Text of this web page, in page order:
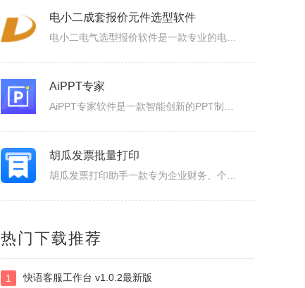
Property Cube
电小二成套报价元件选型软件
AiPPT专家
胡瓜发票批量打印
胡瓜批量重命名软件
热门下载推荐
1 快语客服工作台 v1.0.2最新版